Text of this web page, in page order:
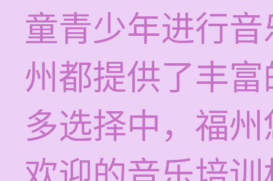
童青少年进行
州都提供了丰
多选择中，福